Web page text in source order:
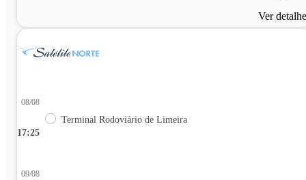
Ver
17:25
08/08
Terminal Rodoviário de Limeira
09/08